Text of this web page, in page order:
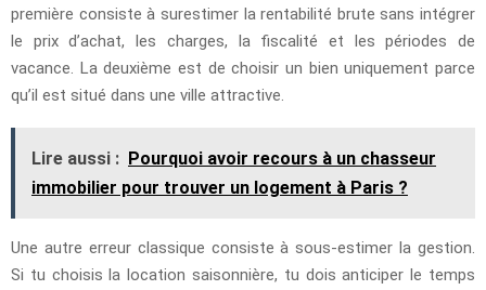
première consiste à surestimer la rentabilité brute sans intégrer
le prix d’achat, les charges, la fiscalité et les périodes de
vacance. La deuxième est de choisir un bien uniquement parce
qu’il est situé dans une ville attractive.
Lire aussi : Pourquoi avoir recours à un chasseur
immobilier pour trouver un logement à Paris ?
Une autre erreur classique consiste à sous-estimer la gestion.
Si tu choisis la location saisonnière, tu dois anticiper le temps